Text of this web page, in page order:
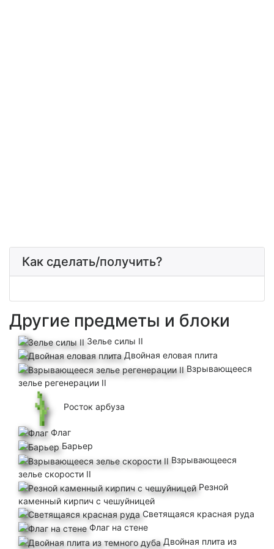
Как сделать/получить?
Другие предметы и блоки
Зелье силы II
Двойная еловая плита
Взрывающееся
зелье регенерации II
Росток арбуза
Флаг
Барьер
Взрывающееся
зелье скорости II
Резной
каменный кирпич с чешуйницей
Светящаяся красная руда
Флаг на стене
Двойная плита из